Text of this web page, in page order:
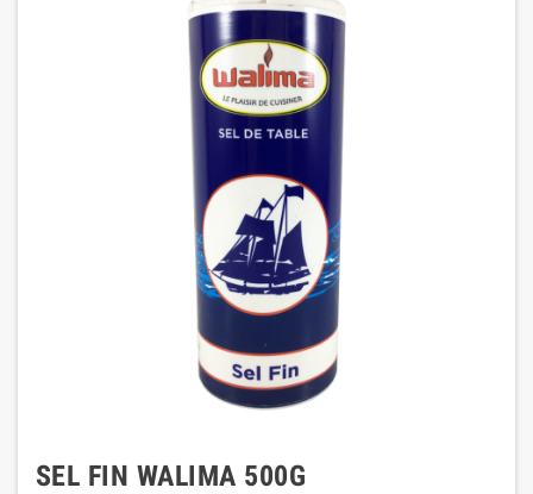
SEL FIN WALIMA 500G